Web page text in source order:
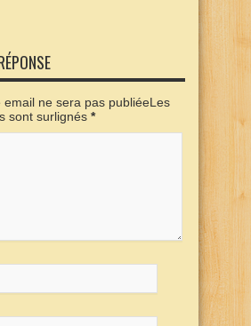
email ne sera pas publiéeLes
sont surlignés *